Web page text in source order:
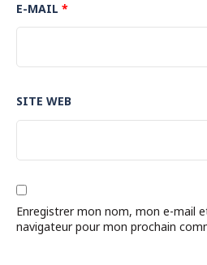
E-MAIL *
SITE WEB
Enregistrer mon nom, mon e-mail
navigateur pour mon prochain